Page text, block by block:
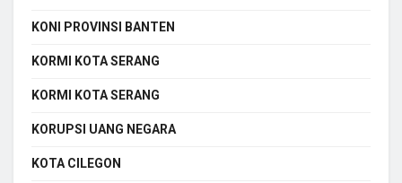
KONI PROVINSI BANTEN
KORMI KOTA SERANG
KORMI KOTA SERANG
KORUPSI UANG NEGARA
KOTA CILEGON